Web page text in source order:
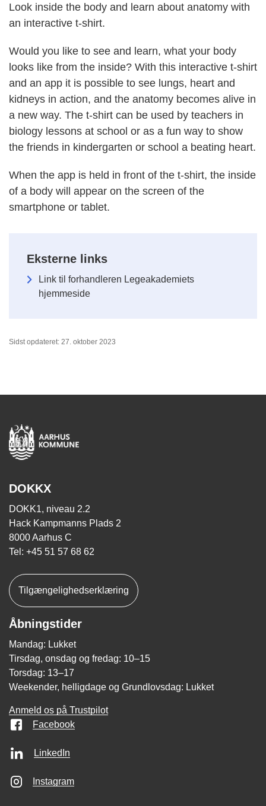
Look inside the body and learn about anatomy with
an interactive t-shirt.
Would you like to see and learn, what your body
looks like from the inside? With this interactive t-shirt
and an app it is possible to see lungs, heart and
kidneys in action, and the anatomy becomes alive in
a new way. The t-shirt can be used by teachers in
biology lessons at school or as a fun way to show
the friends in kindergarten or school a beating heart.
When the app is held in front of the t-shirt, the inside
of a body will appear on the screen of the
smartphone or tablet.
Eksterne links
Link til forhandleren Legeakademiets
hjemmeside
Sidst opdateret: 27. oktober 2023
DOKKX
DOKK1, niveau 2.2
Hack Kampmanns Plads 2
8000 Aarhus C
Tel: +45 51 57 68 62
Tilgængelighedserklæring
Åbningstider
Mandag: Lukket
Tirsdag, onsdag og fredag: 10–15
Torsdag: 13–17
Weekender, helligdage og Grundlovsdag: Lukket
Anmeld os på Trustpilot
Facebook
LinkedIn
Instagram